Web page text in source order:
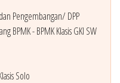
Pengembangan/ DPP
BPMK - BPMK Klasis GKI SW
Solo